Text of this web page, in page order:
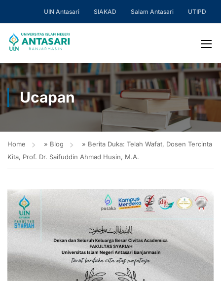
UIN Antasari SIAKAD Salam Antasari UTIPD
Ucapan
Home » Blog » Berita Duka: Telah Wafat, Dosen Tercinta
Kita, Prof. Dr. Saifuddin Ahmad Husin, M.A.